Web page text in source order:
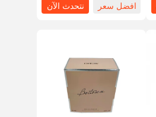
افضل سعر
نتحدث الآن